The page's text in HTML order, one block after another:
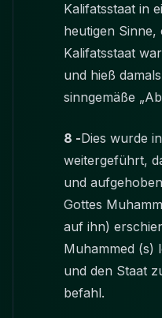
Kalifatsstaat in
heutigen Sinne,
Kalifatsstaat
und hieß
sinngemäße
8 -Dies wurde
weitergeführt,
und
Gottes
auf ihn)
Muhammed (s)
und den Staat
befahl.